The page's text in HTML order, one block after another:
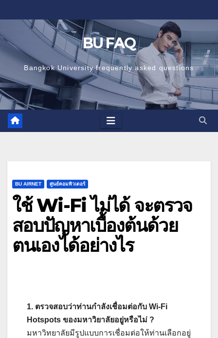
to
content
BU FAQ
Bangkok University frequently asked questions
BU AIRNET ศูนย์คอมพิวเตอร์
ใช้ Wi-Fi ไม่ได้ จะตรวจ
สอบปัญหาเบื้องต้นด้วย
ตนเองได้อย่างไร
1. ตรวจสอบว่าท่านกำลังเชื่อมต่อกับ Wi-Fi
Hotspots ของมหาวิยาลัยอยู่หรือไม่ ?
มหาวิทยาลัยมีรูปแบบการเชื่อมต่อให้ท่านเลือกอยู่